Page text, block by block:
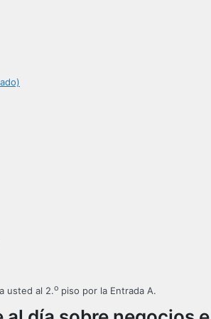
usted al 2.o piso por la Entrada A.